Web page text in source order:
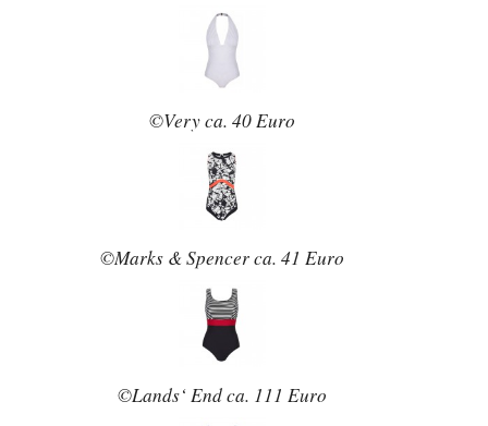
©Very ca. 40 Euro
©Marks & Spencer ca. 41 Euro
©Lands‘ End ca. 111 Euro